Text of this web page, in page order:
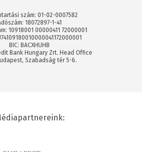
szám: 01-02-0007582
18072897-1-41
10918001 00000411 72000001
BIC: BACXHUHB
Bank Hungary Zrt. Head Office
Szabadság tér 5-6.